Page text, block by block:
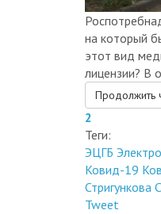
на который
этот вид
лицензии? В
Продолжить
2
Теги:
ЭЦГБ
Ковид-19
Стригункова
Tweet